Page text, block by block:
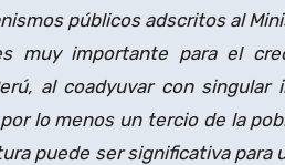
públicos adscritos al
muy importante para el
al coadyuvar con singular
lo menos un tercio de la
puede ser significativa